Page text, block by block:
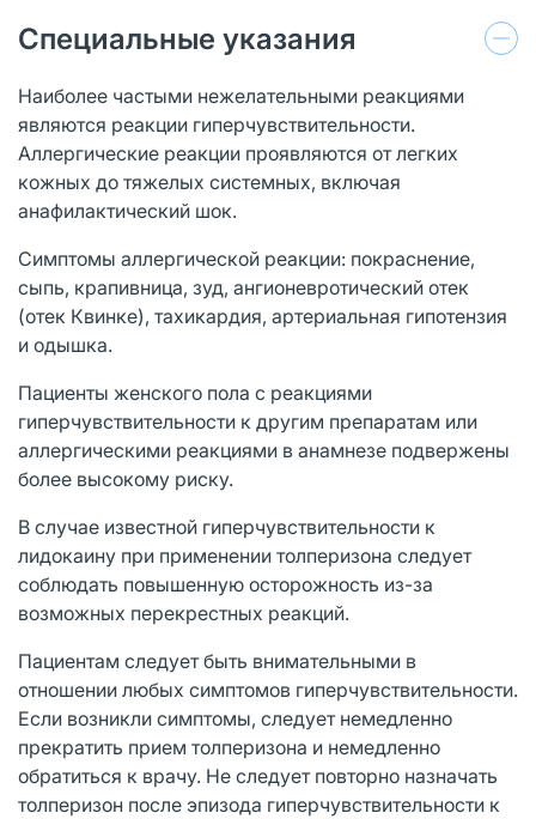
Специальные указания
Наиболее частыми нежелательными реакциями
являются реакции гиперчувствительности.
Аллергические реакции проявляются от легких
кожных до тяжелых системных, включая
анафилактический шок.
Симптомы аллергической реакции: покраснение,
сыпь, крапивница, зуд, ангионевротический отек
(отек Квинке), тахикардия, артериальная гипотензия
и одышка.
Пациенты женского пола с реакциями
гиперчувствительности к другим препаратам или
аллергическими реакциями в анамнезе подвержены
более высокому риску.
В случае известной гиперчувствительности к
лидокаину при применении толперизона следует
соблюдать повышенную осторожность из-за
возможных перекрестных реакций.
Пациентам следует быть внимательными в
отношении любых симптомов гиперчувствительности.
Если возникли симптомы, следует немедленно
прекратить прием толперизона и немедленно
обратиться к врачу. Не следует повторно назначать
толперизон после эпизода гиперчувствительности к